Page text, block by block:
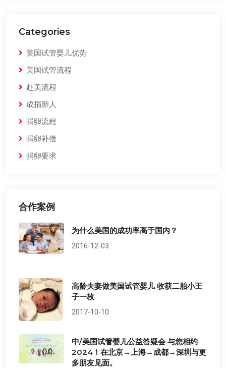
Categories
美国试管婴儿优势
美国试管流程
赴美流程
成捐卵人
捐卵流程
捐卵补偿
捐卵要求
合作案例
为什么美国的成功率高于国内？
2016-12-03
高龄夫妻做美国试管婴儿 收获二胎小王
子一枚
2017-10-10
中/美国试管婴儿公益答疑会 与您相约
2024！在北京→上海→成都→深圳与更
多朋友见面。